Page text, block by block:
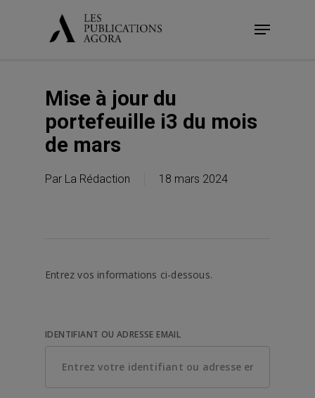
Menu
Mise à jour du
portefeuille i3 du mois
de mars
Par La Rédaction 18 mars 2024
Entrez vos informations ci-dessous.
IDENTIFIANT OU ADRESSE EMAIL